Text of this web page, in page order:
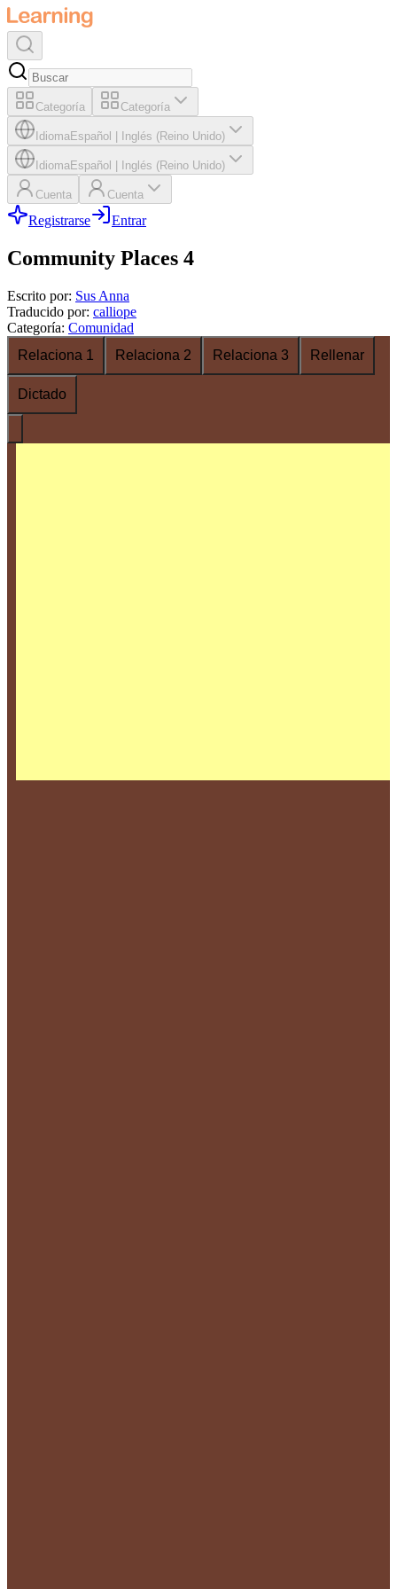
Categoría Categoría
IdiomaEspañol Inglés (Reino Unido)
IdiomaEspañol Inglés (Reino Unido)
Cuenta Cuenta
Registrarse Entrar
Community Places 4
Escrito por: Sus Anna
Traducido por: calliope
Categoría: Comunidad
Relaciona 1
Relaciona 2 Relaciona 3 Rellenar
Dictado